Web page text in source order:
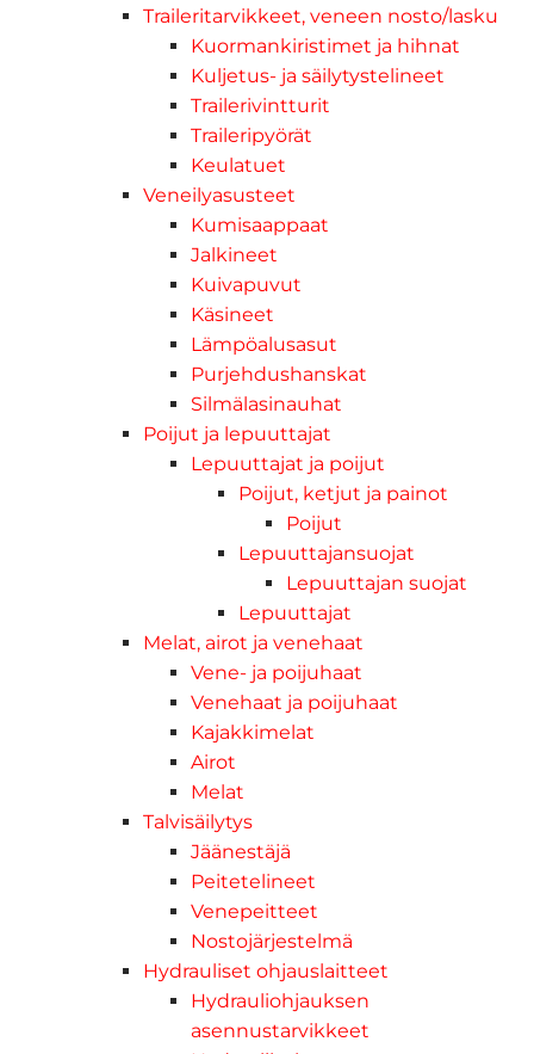
Traileritarvikkeet, veneen nosto/lasku
Kuormankiristimet ja hihnat
Kuljetus- ja säilytystelineet
Trailerivintturit
Traileripyörät
Keulatuet
Veneilyasusteet
Kumisaappaat
Jalkineet
Kuivapuvut
Käsineet
Lämpöalusasut
Purjehdushanskat
Silmälasinauhat
Poijut ja lepuuttajat
Lepuuttajat ja poijut
Poijut, ketjut ja painot
Poijut
Lepuuttajansuojat
Lepuuttajan suojat
Lepuuttajat
Melat, airot ja venehaat
Vene- ja poijuhaat
Venehaat ja poijuhaat
Kajakkimelat
Airot
Melat
Talvisäilytys
Jäänestäjä
Peitetelineet
Venepeitteet
Nostojärjestelmä
Hydrauliset ohjauslaitteet
Hydrauliohjauksen
asennustarvikkeet